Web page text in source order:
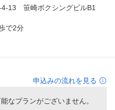
13 笹崎ボクシングビルB1
で2分
申込みの流れを見る
なプランがございません。